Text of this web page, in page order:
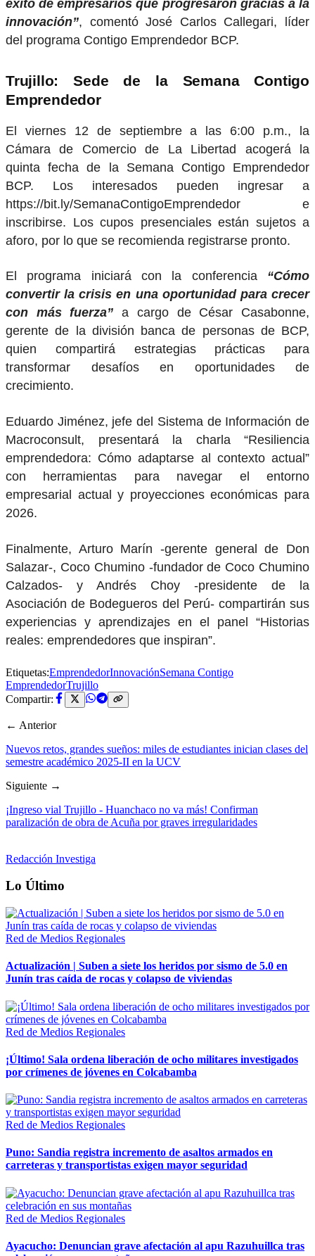
éxito de empresarios que progresaron gracias a la
innovación”, comentó José Carlos Callegari, líder
del programa Contigo Emprendedor BCP.
Trujillo: Sede de la Semana Contigo
Emprendedor
El viernes 12 de septiembre a las 6:00 p.m., la
Cámara de Comercio de La Libertad acogerá la
quinta fecha de la Semana Contigo Emprendedor
BCP. Los interesados pueden ingresar a
https://bit.ly/SemanaContigoEmprendedor e
inscribirse. Los cupos presenciales están sujetos a
aforo, por lo que se recomienda registrarse pronto.
El programa iniciará con la conferencia “Cómo
convertir la crisis en una oportunidad para crecer
con más fuerza” a cargo de César Casabonne,
gerente de la división banca de personas de BCP,
quien compartirá estrategias prácticas para
transformar desafíos en oportunidades de
crecimiento.
Eduardo Jiménez, jefe del Sistema de Información de
Macroconsult, presentará la charla “Resiliencia
emprendedora: Cómo adaptarse al contexto actual”
con herramientas para navegar el entorno
empresarial actual y proyecciones económicas para
2026.
Finalmente, Arturo Marín -gerente general de Don
Salazar-, Coco Chumino -fundador de Coco Chumino
Calzados- y Andrés Choy -presidente de la
Asociación de Bodegueros del Perú- compartirán sus
experiencias y aprendizajes en el panel “Historias
reales: emprendedores que inspiran”.
Etiquetas:EmprendedorInnovaciónSemana Contigo
EmprendedorTrujillo
Compartir:
← Anterior
Nuevos retos, grandes sueños: miles de estudiantes inician clases del
semestre académico 2025-II en la UCV
Siguiente →
¡Ingreso vial Trujillo - Huanchaco no va más! Confirman
paralización de obra de Acuña por graves irregularidades
Redacción Investiga
Lo Último
Red de Medios Regionales
Actualización | Suben a siete los heridos por sismo de 5.0 en
Junín tras caída de rocas y colapso de viviendas
Red de Medios Regionales
¡Último! Sala ordena liberación de ocho militares investigados
por crímenes de jóvenes en Colcabamba
Red de Medios Regionales
Puno: Sandia registra incremento de asaltos armados en
carreteras y transportistas exigen mayor seguridad
Red de Medios Regionales
Ayacucho: Denuncian grave afectación al apu Razuhuillca tras